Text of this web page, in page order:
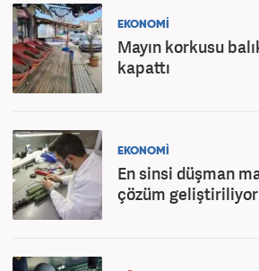
EKONOMİ
Mayın korkusu
kapattı
EKONOMİ
En sinsi düşman
çözüm geliştiriliyor